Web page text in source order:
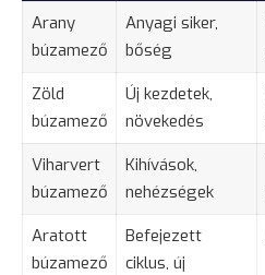
Arany
búzamező
Anyagi siker,
bőség
Zöld
búzamező
Új kezdetek,
növekedés
Viharvert
búzamező
Kihívások,
nehézségek
Aratott
búzamező
Befejezett
ciklus, új